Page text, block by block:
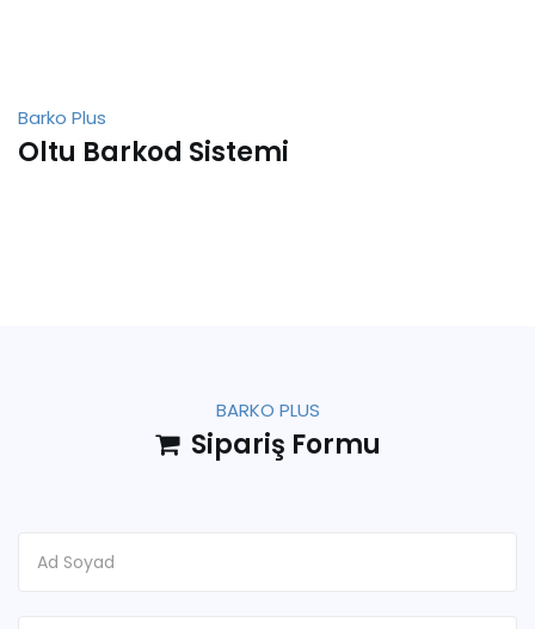
Barko Plus
Oltu Barkod Sistemi
BARKO PLUS
Sipariş Formu